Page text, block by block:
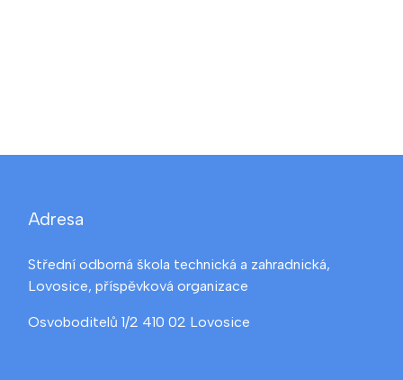
Adresa
Střední odborná škola technická a zahradnická,
Lovosice, příspěvková organizace
Osvoboditelů 1/2 410 02 Lovosice